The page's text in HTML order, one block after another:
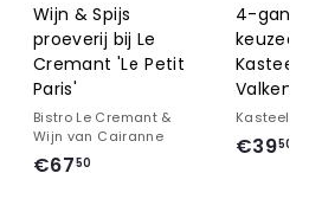
Wijn & Spijs
proeverij bij Le
Cremant 'Le Petit
Paris'
Bistro Le Cremant &
Wijn van Cairanne
€6750
4-
Kasteel
Kasteel
€3950